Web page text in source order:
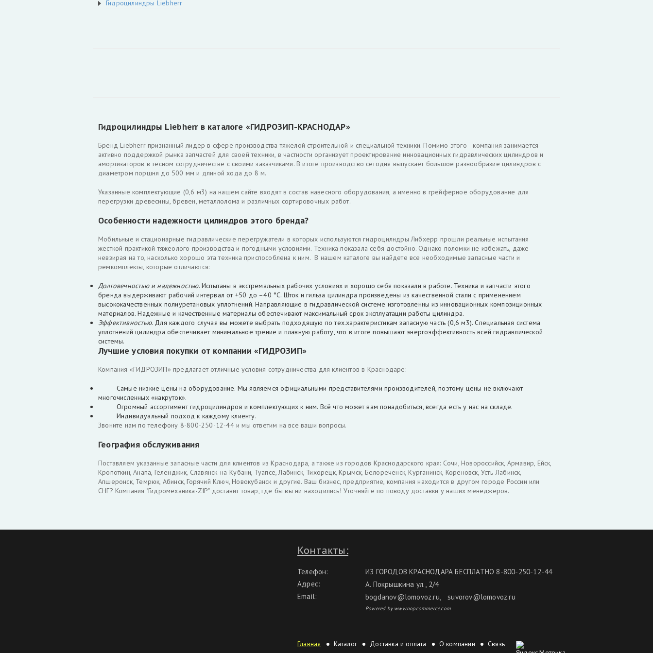
Гидроцилиндры Liebherr
Гидроцилиндры Liebherr в каталоге «ГИДРОЗИП-КРАСНОДАР»
Бренд Liebherr признанный лидер в сфере производства тяжелой строительной и специальной техники. Помимо этого компания занимается
активно поддержкой рынка запчастей для своей техники, в частности организует проектирование инновационных гидравлических цилиндров и
амортизаторов в тесном сотрудничестве с своими заказчиками. В итоге производство сегодня выпускает большое разнообразие цилиндров с
диаметром поршня до 500 мм и длиной хода до 8 м.
Указанные комплектующие (0,6 м3) на нашем сайте входят в состав навесного оборудования, а именно в грейферное оборудование для
перегрузки древесины, бревен, металлолома и различных сортировочных работ.
Особенности надежности цилиндров этого бренда?
Мобильные и стационарные гидравлические перегружатели в которых используются гидроцилндры Либхерр прошли реальные испытания
жесткой практикой тяжеолого производства и погодными условиями. Техника показала себя достойно. Однако поломки не избежать, даже
невзирая на то, насколько хорошо эта техника приспособлена к ним. В нашем каталоге вы найдете все необходимые запасные части и
ремкомплекты, которые отличаются:
Долговечностью и надежностью. Испытаны в экстремальных рабочих условиях и хорошо себя показали в работе. Техника и запчасти этого
бренда выдерживают рабочий интервал от +50 до –40 °С. Шток и гильза цилиндра произведены из качественной стали с применением
высококачественных полиуретановых уплотнений. Направляющие в гидравлической системе изготовленны из инновационных композиционных
материалов. Надежные и качественные материалы обеспечивают максимальный срок эксплуатации работы цилиндра.
Эффективностью. Для каждого случая вы можете выбрать подходящую по тех.характеристикам запасную часть (0,6 м3). Специальная система
уплотнений цилиндра обеспечивает минимальное трение и плавную работу, что в итоге повышают энергоэффективность всей гидравлической
системы.
Лучшие условия покупки от компании «ГИДРОЗИП»
Компания «ГИДРОЗИП» предлагает отличные условия сотрудничества для клиентов в Краснодаре:
Самые низкие цены на оборудование. Мы являемся официальными представителями производителей, поэтому цены не включают
многочисленных «накруток».
Огромный ассортимент гидроцилиндров и комплектующих к ним. Всё что может вам понадобиться, всегда есть у нас на складе.
Индивидуальный подход к каждому клиенту.
Звоните нам по телефону 8-800-250-12-44 и мы ответим на все ваши вопросы.
География обслуживания
Поставляем указанные запасные части для клиентов из Краснодара, а также из городов Краснодарского края: Сочи, Новороссийск, Армавир, Ейск,
Кропоткин, Анапа, Геленджик, Славянск-на-Кубани, Туапсе, Лабинск, Тихорецк, Крымск, Белореченск, Курганинск, Кореновск, Усть-Лабинск,
Апшеронск, Темрюк, Абинск, Горячий Ключ, Новокубанск и другие. Ваш бизнес, предприятие, компания находится в другом городе России или
СНГ? Компания "Гидромеханика-ZIP" доставит товар, где бы вы ни находились! Уточняйте по поводу доставки у наших менеджеров.
Контакты:
Телефон:
ИЗ ГОРОДОВ КРАСНОДАРА БЕСПЛАТНО 8-800-250-12-44
Адрес:
А. Покрышкина ул., 2/4
Email:
bogdanov@lomovoz.ru, suvorov@lomovoz.ru
Powered by www.nopcommerce.com
Главная Каталог Доставка и оплата О компании Связь